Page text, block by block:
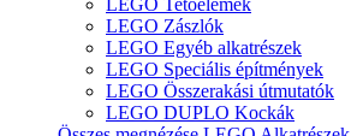
LEGO Tetőelemek
LEGO Zászlók
LEGO Egyéb alkatrészek
LEGO Speciális építmények
LEGO Összerakási útmutatók
LEGO DUPLO Kockák